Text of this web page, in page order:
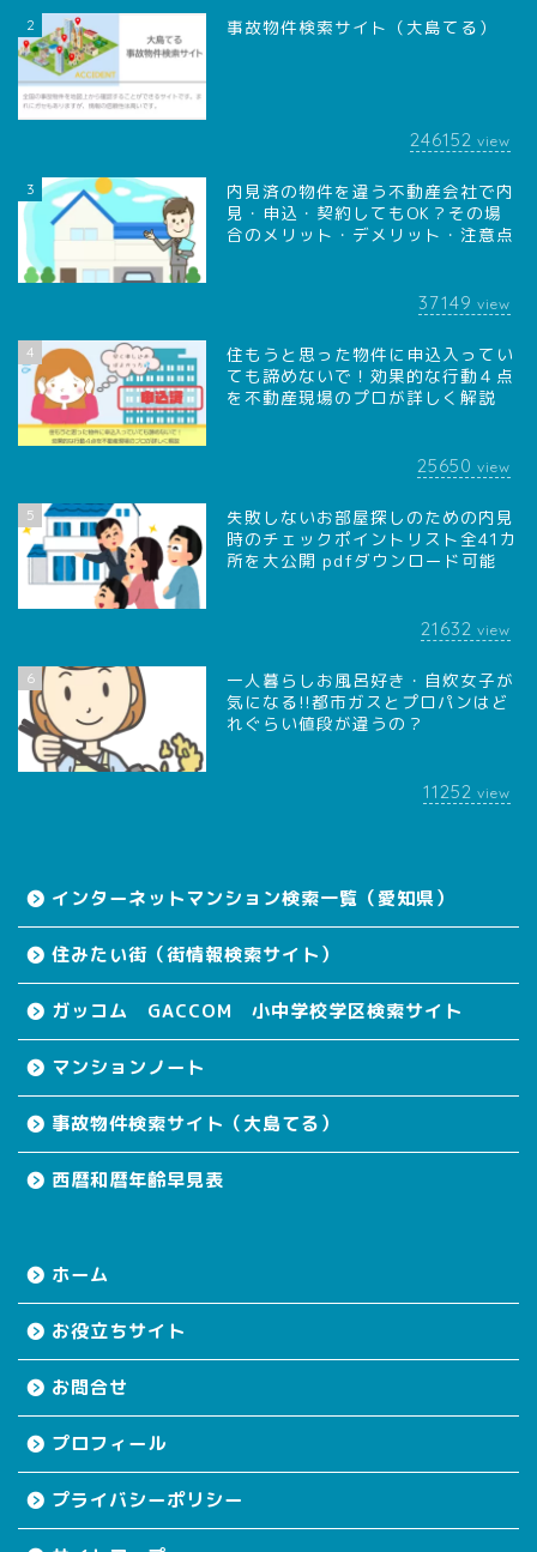
2 事故物件検索サイト（大島てる）
246152 view
3
内見済の物件を違う不動産会社で内
見・申込・契約してもOK？その場
合のメリット・デメリット・注意点
37149 view
4
住もうと思った物件に申込入ってい
ても諦めないで！効果的な行動４点
を不動産現場のプロが詳しく解説
25650 view
5
失敗しないお部屋探しのための内見
時のチェックポイントリスト全41カ
所を大公開 pdfダウンロード可能
21632 view
6
一人暮らしお風呂好き・自炊女子が
気になる!!都市ガスとプロパンはど
れぐらい値段が違うの？
11252 view
インターネットマンション検索一覧（愛知県）
住みたい街（街情報検索サイト）
ガッコム GACCOM 小中学校学区検索サイト
マンションノート
事故物件検索サイト（大島てる）
西暦和暦年齢早見表
ホーム
お役立ちサイト
お問合せ
プロフィール
プライバシーポリシー